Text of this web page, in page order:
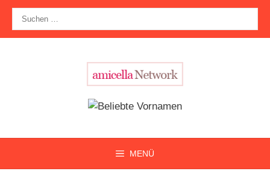
Zum
Inhalt
springen
nach:
MENÜ